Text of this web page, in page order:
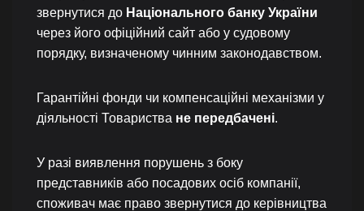
звернутися до Національного банку України
через його офіційний сайт або у судовому
порядку, визначеному чинним законодавством.
Гарантійні фонди чи компенсаційні механізми у
діяльності Товариства не передбачені.
У разі виявлення порушень з боку
представників або посадових осіб компанії,
споживач має право звернутися до керівництва